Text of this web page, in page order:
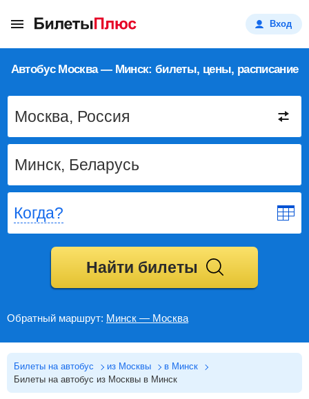
Вход
Автобус Москва — Минск: билеты, цены, расписание
Когда?
Найти билеты
Обратный маршрут: Минск — Москва
Билеты на автобус из Москвы
в Минск
Билеты на автобус из Москвы в Минск